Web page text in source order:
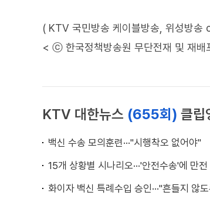
( KTV 국민방송 케이블방송, 위성방송
< ⓒ 한국정책방송원 무단전재 및 재배
KTV 대한뉴스 (655회) 클립
백신 수송 모의훈련···"시행착오 없어야"
15개 상황별 시나리오···'안전수송'에 만전
화이자 백신 특례수입 승인···"흔들지 않